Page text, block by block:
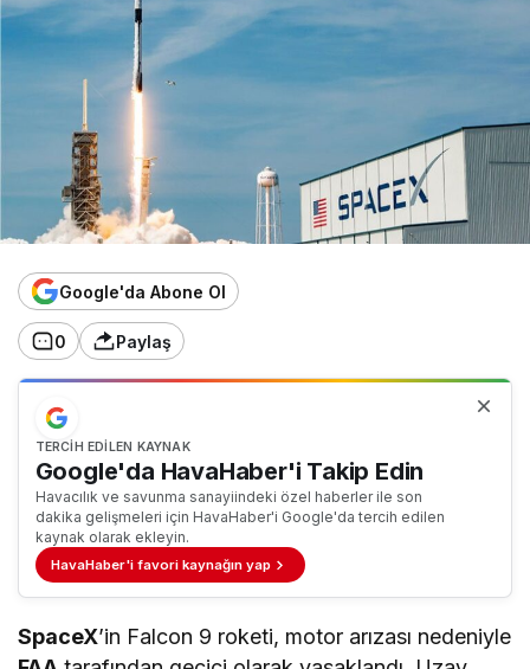
Google'da Abone Ol
0 Paylaş
TERCIH EDILEN KAYNAK
Google'da HavaHaber'i Takip Edin
Havacılık ve savunma sanayiindeki özel haberler ile son
dakika gelişmeleri için HavaHaber'i Google'da tercih edilen
kaynak olarak ekleyin.
HavaHaber'i favori kaynağın yap
SpaceX’in Falcon 9 roketi, motor arızası nedeniyle